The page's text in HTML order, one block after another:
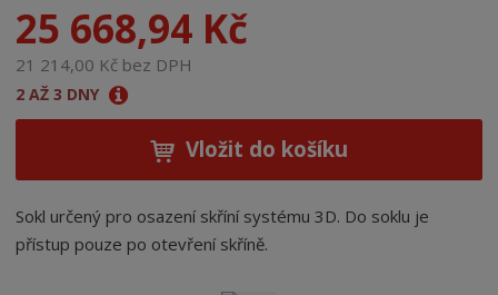
a
25 668,94 Kč
21 214,00 Kč bez DPH
2 AŽ 3 DNY
Vložit do košíku
Sokl určený pro osazení skříní systému 3D. Do soklu je
přístup pouze po otevření skříně.